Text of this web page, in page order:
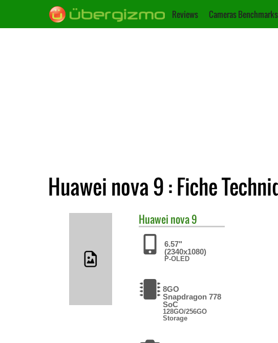
Reviews Cameras Benchmarks
Huawei nova 9 : Fiche
Huawei nova 9
6.57"
(2340x1080)
P-OLED
8GO
Snapdragon 778
SoC
128GO/256GO
Storage